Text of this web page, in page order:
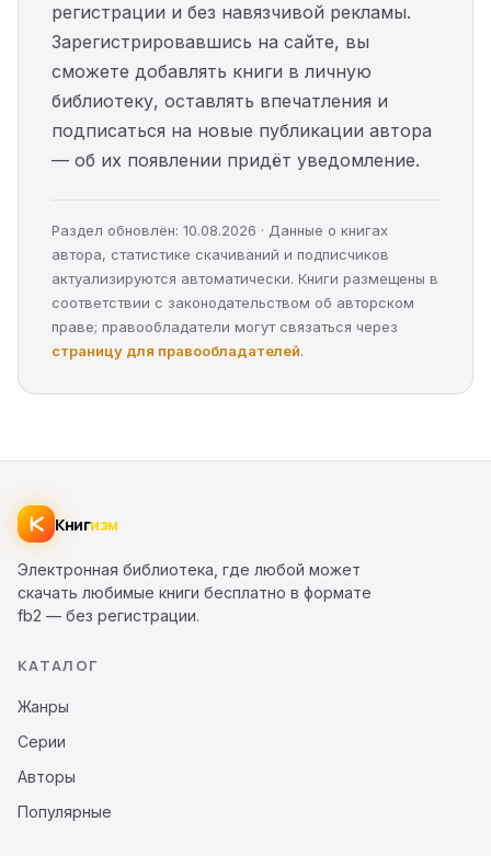
регистрации и без навязчивой рекламы.
Зарегистрировавшись на сайте, вы
сможете добавлять книги в личную
библиотеку, оставлять впечатления и
подписаться на новые публикации автора
— об их появлении придёт уведомление.
Раздел обновлён: 10.08.2026 · Данные о книгах
автора, статистике скачиваний и подписчиков
актуализируются автоматически. Книги размещены в
соответствии с законодательством об авторском
праве; правообладатели могут связаться через
страницу для правообладателей.
Книгизм
Электронная библиотека, где любой может
скачать любимые книги бесплатно в формате
fb2 — без регистрации.
КАТАЛОГ
Жанры
Серии
Авторы
Популярные